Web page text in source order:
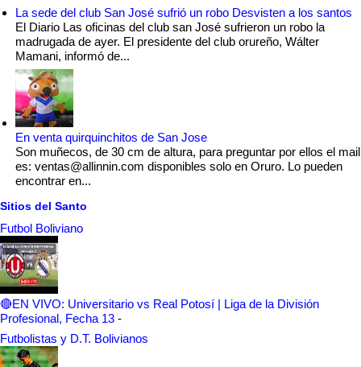
La sede del club San José sufrió un robo Desvisten a los santos
El Diario Las oficinas del club san José sufrieron un robo la
madrugada de ayer. El presidente del club orureño, Wálter
Mamani, informó de...
En venta quirquinchitos de San Jose
Son muñecos, de 30 cm de altura, para preguntar por ellos el mail
es: ventas@allinnin.com disponibles solo en Oruro. Lo pueden
encontrar en...
Sitios del Santo
Futbol Boliviano
🔴EN VIVO: Universitario vs Real Potosí | Liga de la División
Profesional, Fecha 13 -
Futbolistas y D.T. Bolivianos